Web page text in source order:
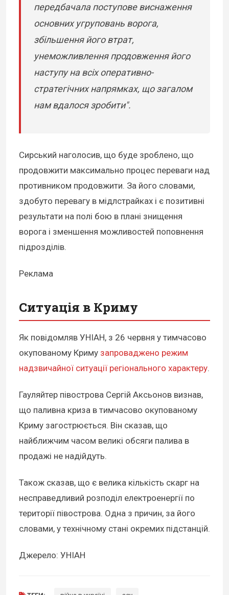
передбачала поступове виснаження
основних угруповань ворога,
збільшення його втрат,
унеможливлення продовження його
наступу на всіх оперативно-
стратегічних напрямках, що загалом
нам вдалося зробити".
Сирський наголосив, що буде зроблено, що
продовжити максимально процес переваги над
противником продовжити. За його словами,
здобуто перевагу в мідлстрайках і є позитивні
результати на полі бою в плані знищення
ворога і зменшення можливостей поповнення
підрозділів.
Реклама
Ситуація в Криму
Як повідомляв УНІАН, з 26 червня у тимчасово
окупованому Криму запроваджено режим
надзвичайної ситуації регіонального характеру.
Гауляйтер півострова Сергій Аксьонов визнав,
що паливна криза в тимчасово окупованому
Криму загострюється. Він сказав, що
найближчим часом великі обсяги палива в
продажі не надійдуть.
Також сказав, що є велика кількість скарг на
несправедливий розподіл електроенергії по
території півострова. Одна з причин, за його
словами, у технічному стані окремих підстанцій.
Джерело: УНІАН